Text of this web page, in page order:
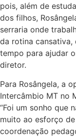
pois, além de
dos filhos,
serraria onde
da rotina cansativa,
tempo para ajudar
diretor.
Para Rosângela, a
Intercâmbio MT no
“Foi um sonho que
muito ao esforço
coordenação